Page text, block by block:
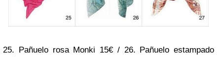
25. Pañuelo rosa Monki 15€ / 26. Pañuelo estampado